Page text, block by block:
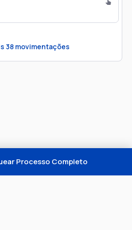
38 movimentações
Processo Completo